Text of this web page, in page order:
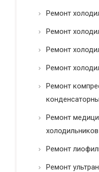
Ремонт
Ремонт
Ремонт
Ремонт
Ремонт
Ремонт
холодильников
Ремонт
Ремонт